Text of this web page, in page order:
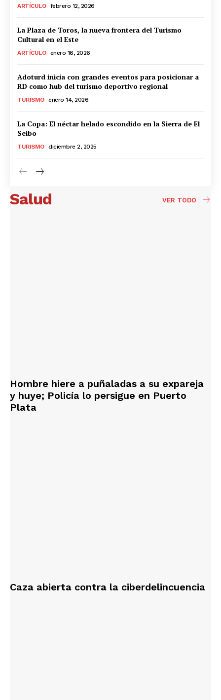
ARTÍCULO febrero 12, 2026
La Plaza de Toros, la nueva frontera del Turismo
Cultural en el Este
ARTÍCULO enero 16, 2026
Adoturd inicia con grandes eventos para posicionar a
RD como hub del turismo deportivo regional
TURISMO enero 14, 2026
La Copa: El néctar helado escondido en la Sierra de El
Seibo
TURISMO diciembre 2, 2025
Salud VER TODO
Hombre hiere a puñaladas a su expareja
y huye; Policía lo persigue en Puerto
Plata
Caza abierta contra la ciberdelincuencia